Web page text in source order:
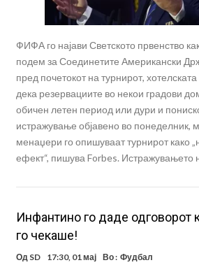
ФИФА го најави Светското првенство
подем за Соединетите Американски
пред почетокот на турнирот, хотелската
дека резервациите во некои градови
обичен летен период или дури и
истражување објавено во понеделник,
менаџери го опишуваат турнирот како
ефект“, пишува Forbes. Истражувањето
Инфантино го даде одговорот
го чекаше!
Од SD 17:30, 01 мај Во : Фудбал